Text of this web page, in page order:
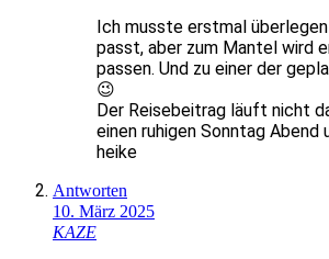
Ich musste erstmal
passt, aber zum Mantel wird
passen. Und zu einer der
😉
Der Reisebeitrag läuft nicht
einen ruhigen Sonntag Abend
heike
Antworten
10. März 2025
KAZE